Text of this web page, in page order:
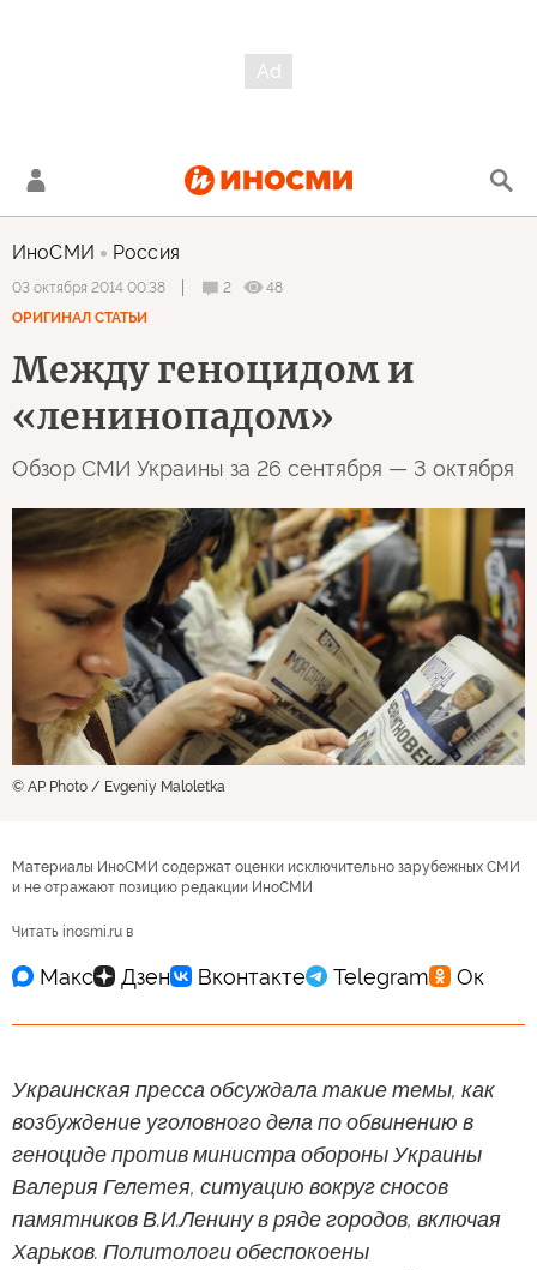
ИноСМИ Россия
03 октября 2014 00:38 2
48
ОРИГИНАЛ СТАТЬИ
Между геноцидом и
«ленинопадом»
Обзор СМИ Украины за 26 сентября — 3 октября
© AP Photo / Evgeniy Maloletka
Материалы ИноСМИ содержат оценки исключительно зарубежных СМИ
и не отражают позицию редакции ИноСМИ
Читать inosmi.ru в
Украинская пресса обсуждала такие темы, как
возбуждение уголовного дела по обвинению в
геноциде против министра обороны Украины
Валерия Гелетея, ситуацию вокруг сносов
памятников В.И.Ленину в ряде городов, включая
Харьков. Политологи обеспокоены